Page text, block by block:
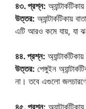
৪৩. প্রশ্ন:
উত্তর: অ্যান্টার্কটিকায়
এটি আরও কমে যায়, যা
৪৪. প্রশ্ন:
উত্তর: পেঙ্গুইন
না। তবে এগুলো
৪৫. প্রশ্ন: